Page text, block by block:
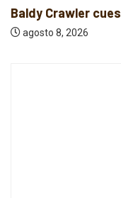
Baldy Crawler
agosto 8, 2026